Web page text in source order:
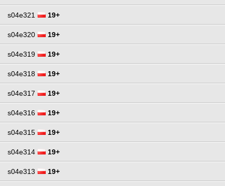
s04e321 19+
s04e320 19+
s04e319 19+
s04e318 19+
s04e317 19+
s04e316 19+
s04e315 19+
s04e314 19+
s04e313 19+